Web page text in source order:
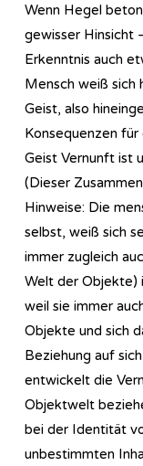
Wenn Hegel
gewisser Hinsicht
Erkenntnis auch
Mensch weiß sich
Geist, also
Konsequenzen
Geist Vernunft ist
(Dieser
Hinweise: Die
selbst, weiß sich
immer zugleich
Welt der Objekte)
weil sie immer
Objekte und sich
Beziehung auf
entwickelt die
Objektwelt
bei der Identität
unbestimmten